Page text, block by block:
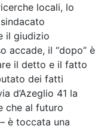
locali, lo
il giudizio
accade, il “dopo” è
il detto e il fatto
dei fatti
d’Azeglio 41 la
che al futuro
è toccata una